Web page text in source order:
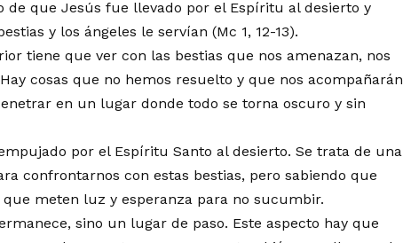
de que Jesús fue llevado por el Espíritu al desierto y
y los ángeles le servían (Mc 1, 12-13).
tiene que ver con las bestias que nos amenazan, nos
cosas que no hemos resuelto y que nos acompañarán
en un lugar donde todo se torna oscuro y sin
por el Espíritu Santo al desierto. Se trata de una
confrontarnos con estas bestias, pero sabiendo que
meten luz y esperanza para no sucumbir.
sino un lugar de paso. Este aspecto hay que